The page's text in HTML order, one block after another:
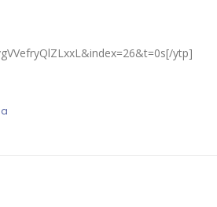
ytp]